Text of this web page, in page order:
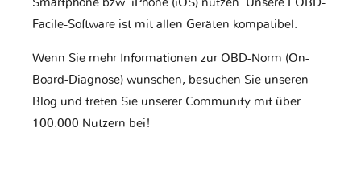
Smartphone bzw. iPhone (iOS) nutzen. Unsere EOBD-
Facile-Software ist mit allen Geräten kompatibel.
Wenn Sie mehr Informationen zur OBD-Norm (On-
Board-Diagnose) wünschen, besuchen Sie unseren
Blog und treten Sie unserer Community mit über
100.000 Nutzern bei!